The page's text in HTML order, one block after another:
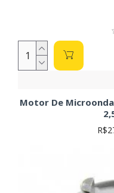
Motor De